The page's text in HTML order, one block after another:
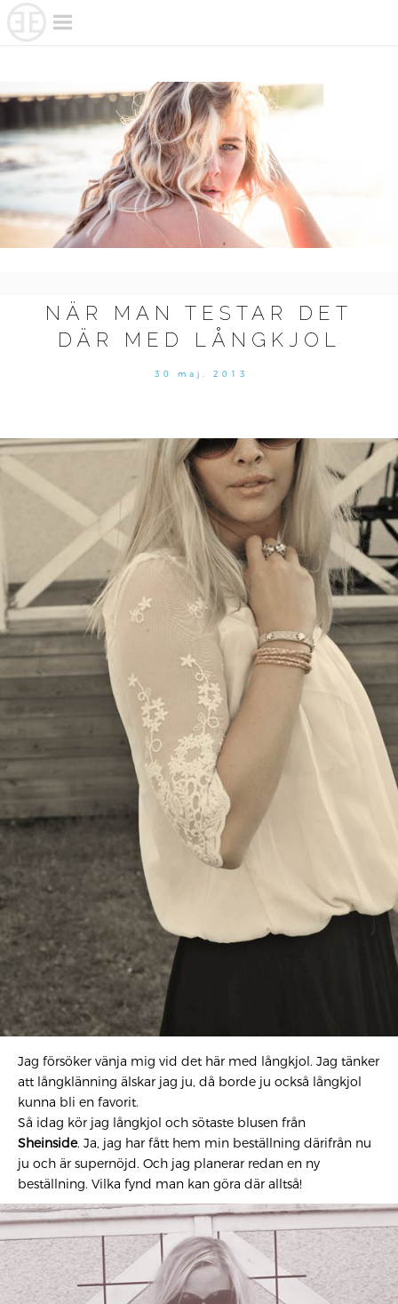
content
NÄR MAN TESTAR DET
DÄR MED LÅNGKJOL
30 maj, 2013
Jag försöker vänja mig vid det här med långkjol. Jag tänker
att långklänning älskar jag ju, då borde ju också långkjol
kunna bli en favorit.
Så idag kör jag långkjol och sötaste blusen från
Sheinside. Ja, jag har fått hem min beställning därifrån nu
ju och är supernöjd. Och jag planerar redan en ny
beställning. Vilka fynd man kan göra där alltså!